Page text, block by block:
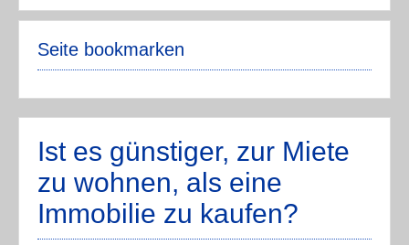
Seite bookmarken
Ist es günstiger, zur Miete
zu wohnen, als eine
Immobilie zu kaufen?